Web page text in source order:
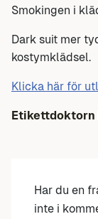
Smokingen i
Dark suit mer
kostymklädsel.
Klicka här för
Etikettdoktorn
Har du en
inte i